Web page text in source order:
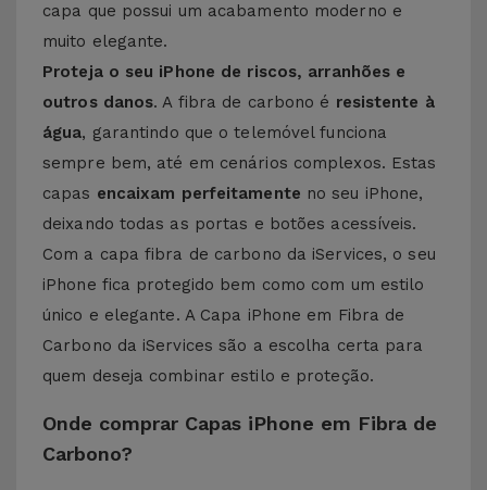
capa que possui um acabamento moderno e
muito elegante.
Proteja o seu iPhone de riscos, arranhões e
outros danos. A fibra de carbono é resistente à
água, garantindo que o telemóvel funciona
sempre bem, até em cenários complexos. Estas
capas encaixam perfeitamente no seu iPhone,
deixando todas as portas e botões acessíveis.
Com a capa fibra de carbono da iServices, o seu
iPhone fica protegido bem como com um estilo
único e elegante. A Capa iPhone em Fibra de
Carbono da iServices são a escolha certa para
quem deseja combinar estilo e proteção.
Onde comprar Capas iPhone em Fibra de
Carbono?